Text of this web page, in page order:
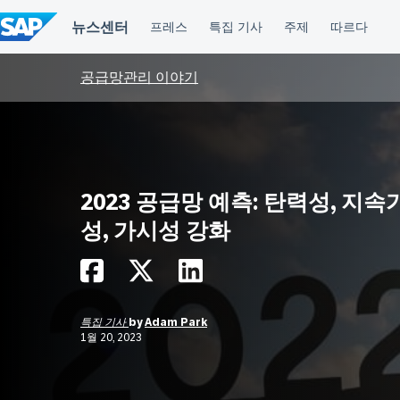
텐
츠
건
공급망관리 이야기
2023 공급망 예측: 탄력성, 지속
성, 가시성 강화
특집 기사 byAdam Park
1월 20, 2023